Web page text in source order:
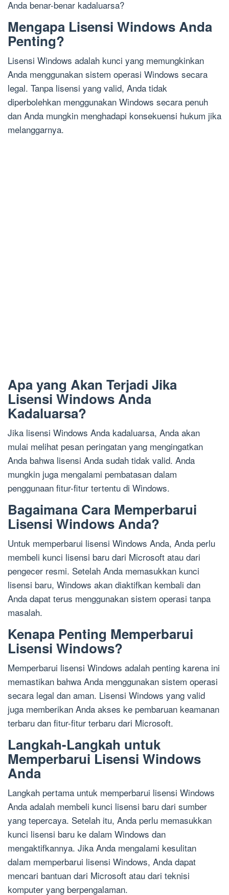
Anda benar-benar kadaluarsa?
Mengapa Lisensi Windows Anda
Penting?
Lisensi Windows adalah kunci yang memungkinkan
Anda menggunakan sistem operasi Windows secara
legal. Tanpa lisensi yang valid, Anda tidak
diperbolehkan menggunakan Windows secara penuh
dan Anda mungkin menghadapi konsekuensi hukum jika
melanggarnya.
Apa yang Akan Terjadi Jika
Lisensi Windows Anda
Kadaluarsa?
Jika lisensi Windows Anda kadaluarsa, Anda akan
mulai melihat pesan peringatan yang mengingatkan
Anda bahwa lisensi Anda sudah tidak valid. Anda
mungkin juga mengalami pembatasan dalam
penggunaan fitur-fitur tertentu di Windows.
Bagaimana Cara Memperbarui
Lisensi Windows Anda?
Untuk memperbarui lisensi Windows Anda, Anda perlu
membeli kunci lisensi baru dari Microsoft atau dari
pengecer resmi. Setelah Anda memasukkan kunci
lisensi baru, Windows akan diaktifkan kembali dan
Anda dapat terus menggunakan sistem operasi tanpa
masalah.
Kenapa Penting Memperbarui
Lisensi Windows?
Memperbarui lisensi Windows adalah penting karena ini
memastikan bahwa Anda menggunakan sistem operasi
secara legal dan aman. Lisensi Windows yang valid
juga memberikan Anda akses ke pembaruan keamanan
terbaru dan fitur-fitur terbaru dari Microsoft.
Langkah-Langkah untuk
Memperbarui Lisensi Windows
Anda
Langkah pertama untuk memperbarui lisensi Windows
Anda adalah membeli kunci lisensi baru dari sumber
yang tepercaya. Setelah itu, Anda perlu memasukkan
kunci lisensi baru ke dalam Windows dan
mengaktifkannya. Jika Anda mengalami kesulitan
dalam memperbarui lisensi Windows, Anda dapat
mencari bantuan dari Microsoft atau dari teknisi
komputer yang berpengalaman.